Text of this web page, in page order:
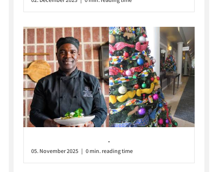
.
05. November 2025 | 0 min. reading time